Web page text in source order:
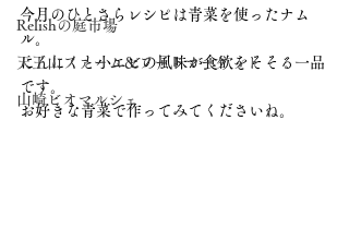
Relishの庭市場
天王山ファーム＆フードマーケット
山崎ビオマルシェ
今月のひとさらレシピは青菜を使ったナム
ル。
にんにくと小エビの風味が食欲をそそる一品
です。
お好きな青菜で作ってみてくださいね。